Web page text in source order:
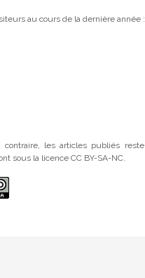
au cours de la dernière année :
contraire, les articles publiés
sous la licence CC BY-SA-NC.